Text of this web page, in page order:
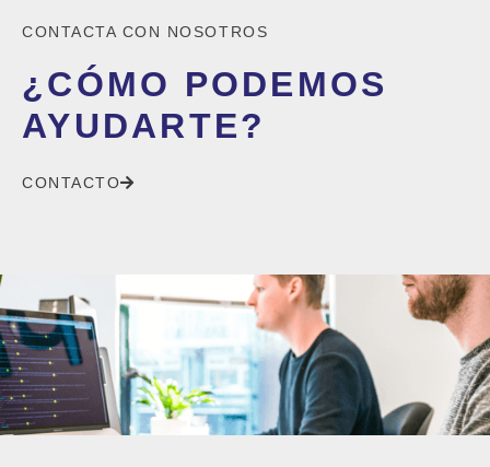
CONTACTA CON NOSOTROS
¿CÓMO PODEMOS
AYUDARTE?
CONTACTO